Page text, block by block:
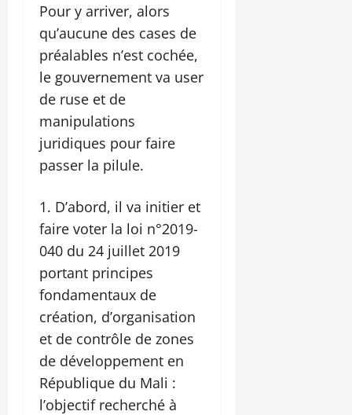
Pour y arriver, alors
qu’aucune des cases de
préalables n’est cochée,
le gouvernement va user
de ruse et de
manipulations
juridiques pour faire
passer la pilule.
D’abord, il va initier et
faire voter la loi n°2019-
040 du 24 juillet 2019
portant principes
fondamentaux de
création, d’organisation
et de contrôle de zones
de développement en
République du Mali :
l’objectif recherché à